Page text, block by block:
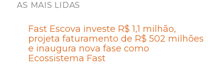
AS MAIS LIDAS
Fast Escova investe R$ 1,1 milhão,
projeta faturamento de R$ 502 milhões
e inaugura nova fase como
Ecossistema Fast